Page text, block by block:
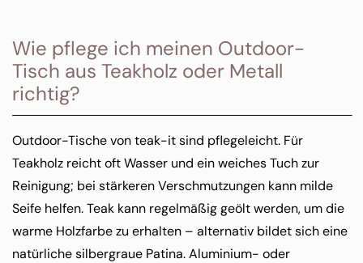
Wie pflege ich meinen Outdoor-
Tisch aus Teakholz oder Metall
richtig?
Outdoor-Tische von teak-it sind pflegeleicht. Für
Teakholz reicht oft Wasser und ein weiches Tuch zur
Reinigung; bei stärkeren Verschmutzungen kann milde
Seife helfen. Teak kann regelmäßig geölt werden, um die
warme Holzfarbe zu erhalten – alternativ bildet sich eine
natürliche silbergraue Patina. Aluminium- oder